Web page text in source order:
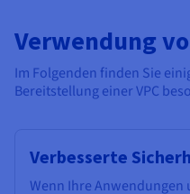
Verwendung
Im Folgenden finden Sie
Bereitstellung einer VPC
Verbesserte
Wenn Ihre Anwendungen